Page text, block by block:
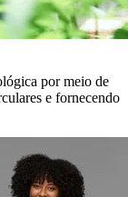
por meio de
e fornecendo